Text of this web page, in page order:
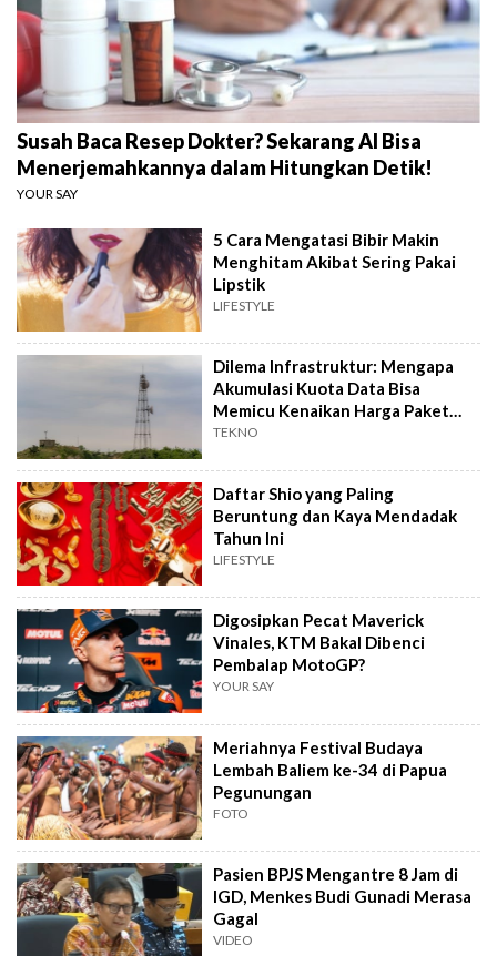
Susah Baca Resep Dokter? Sekarang AI Bisa
Menerjemahkannya dalam Hitungkan Detik!
YOUR SAY
5 Cara Mengatasi Bibir Makin
Menghitam Akibat Sering Pakai
Lipstik
LIFESTYLE
Dilema Infrastruktur: Mengapa
Akumulasi Kuota Data Bisa
Memicu Kenaikan Harga Paket
Internet?
TEKNO
Daftar Shio yang Paling
Beruntung dan Kaya Mendadak
Tahun Ini
LIFESTYLE
Digosipkan Pecat Maverick
Vinales, KTM Bakal Dibenci
Pembalap MotoGP?
YOUR SAY
Meriahnya Festival Budaya
Lembah Baliem ke-34 di Papua
Pegunungan
FOTO
Pasien BPJS Mengantre 8 Jam di
IGD, Menkes Budi Gunadi Merasa
Gagal
VIDEO